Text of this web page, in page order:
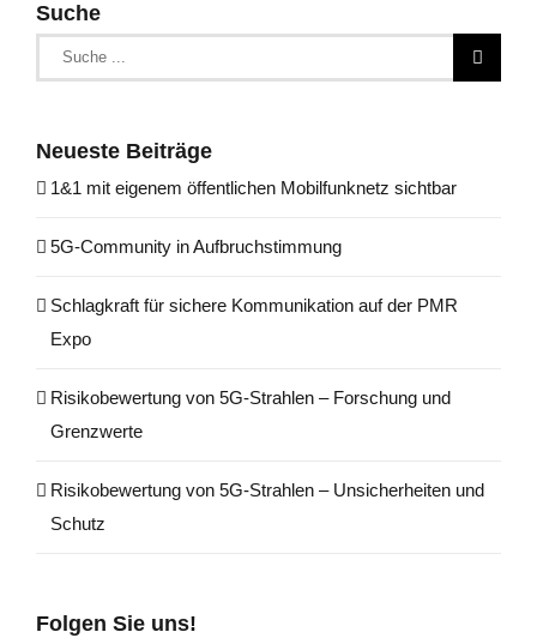
Suche
Suche
nach:
Neueste Beiträge
1&1 mit eigenem öffentlichen Mobilfunknetz sichtbar
5G-Community in Aufbruchstimmung
Schlagkraft für sichere Kommunikation auf der PMR
Expo
Risikobewertung von 5G-Strahlen – Forschung und
Grenzwerte
Risikobewertung von 5G-Strahlen – Unsicherheiten und
Schutz
Folgen Sie uns!